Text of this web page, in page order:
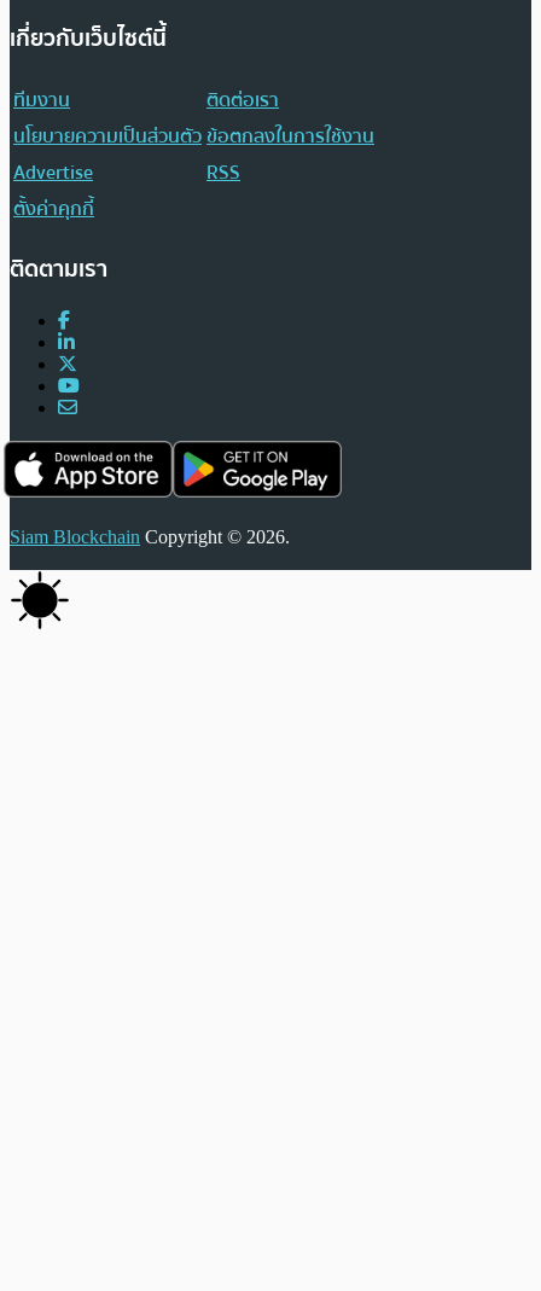
เกี่ยวกับเว็บไซต์นี้
ทีมงาน
ติดต่อเรา
นโยบายความเป็นส่วนตัวข้อตกลงในการใช้งาน
Advertise
RSS
ตั้งค่าคุกกี้
ติดตามเรา
Siam Blockchain Copyright © 2026.